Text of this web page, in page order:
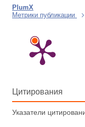
PlumX
Метрики публикации
Цитирования
Указатели